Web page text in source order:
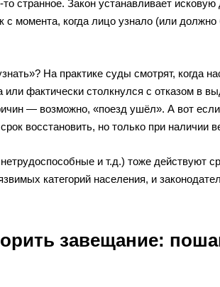
странное. Закон устанавливает исковую
с момента, когда лицо узнало (или
На практике суды смотрят, когда
фактически столкнулся с отказом в
— возможно, «поезд ушёл». А вот
восстановить, но только при наличии
и т.д.) тоже действуют
категорий населения, и
завещание: